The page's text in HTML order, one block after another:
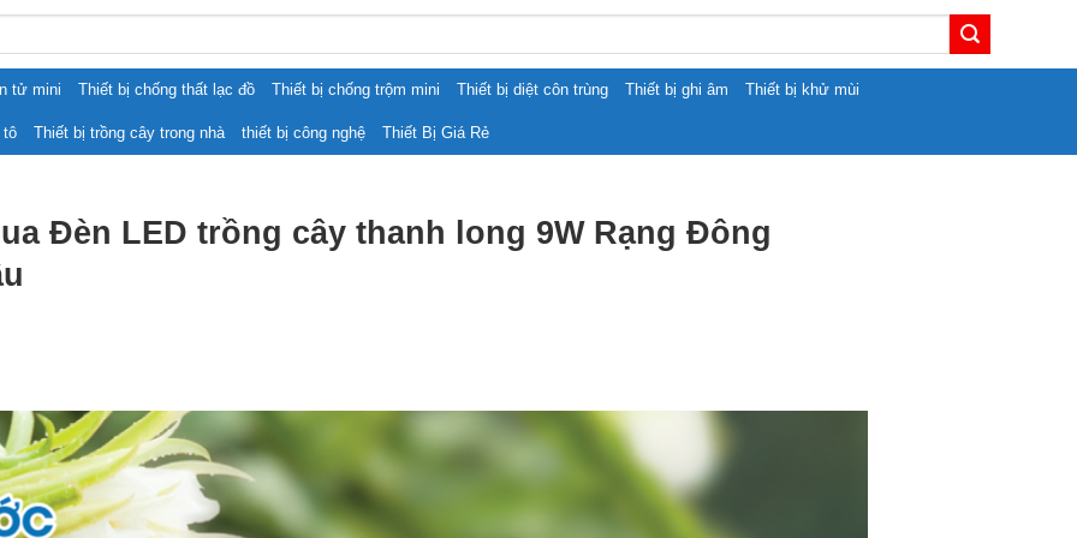
tử mini Thiết bị chống thất lạc đồ Thiết bị chống trộm mini Thiết bị diệt côn trùng Thiết bị ghi âm Thiết bị khử mùi
tô Thiết bị trồng cây trong nhà thiết bị công nghệ Thiết Bị Giá Rẻ
Đèn LED trồng cây thanh long 9W Rạng Đông